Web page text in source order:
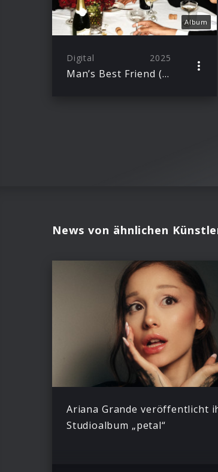
Album
Digital 2025
Man’s Best Friend (Bonus Track Version)
News von ähnlichen
Ariana Grande veröffentlicht
Studioalbum „petal“